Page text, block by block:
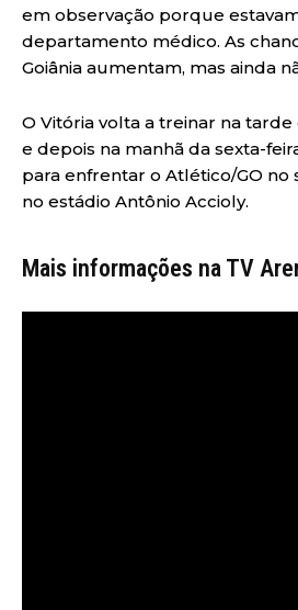
em observação porque
departamento médico. As
Goiânia aumentam, mas ainda
O Vitória volta a treinar na tarde
e depois na manhã da sexta-
para enfrentar o Atlético/GO no
no estádio Antônio Accioly.
Mais informações na TV